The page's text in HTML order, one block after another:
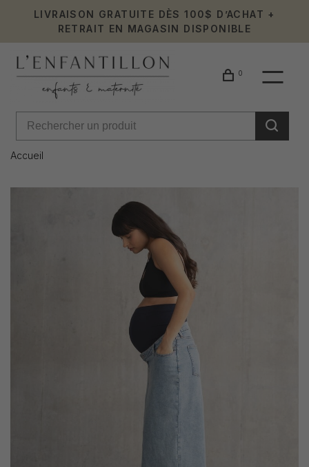
LIVRAISON GRATUITE DÈS 100$ D’ACHAT +
RETRAIT EN MAGASIN DISPONIBLE
0
Accueil